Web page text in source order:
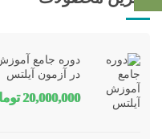
دوره جامع
در آزمون آیلتس
20,000,000